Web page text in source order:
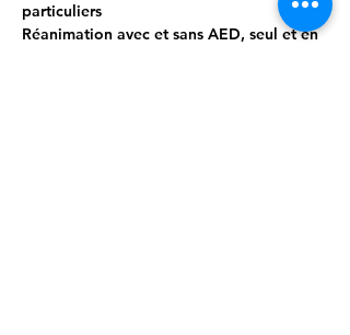
particuliers
Réanimation avec et sans AED, seul et en